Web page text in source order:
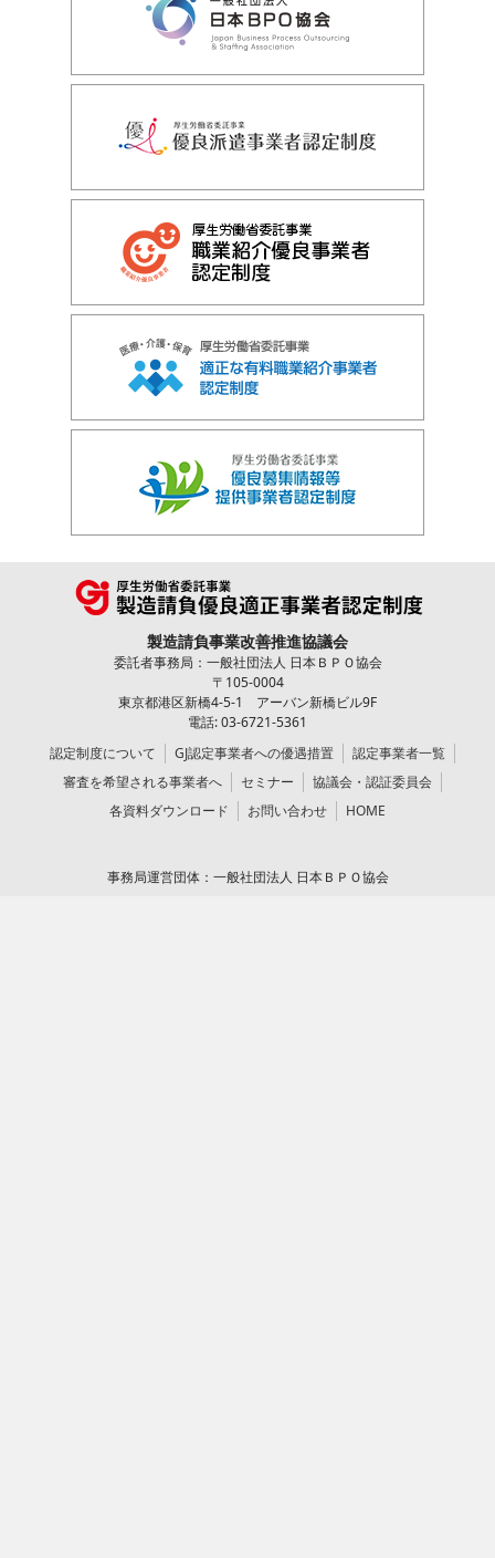
製造請負事業改善推進協議会
委託者事務局：一般社団法人 日本ＢＰＯ協会
〒105-0004
東京都港区新橋4-5-1 アーバン新橋ビル9F
電話: 03-6721-5361
認定制度について
GJ認定事業者への優遇措置
認定事業者一覧
審査を希望される事業者へ
セミナー
協議会・認証委員会
各資料ダウンロード
お問い合わせ HOME
事務局運営団体：一般社団法人 日本ＢＰＯ協会